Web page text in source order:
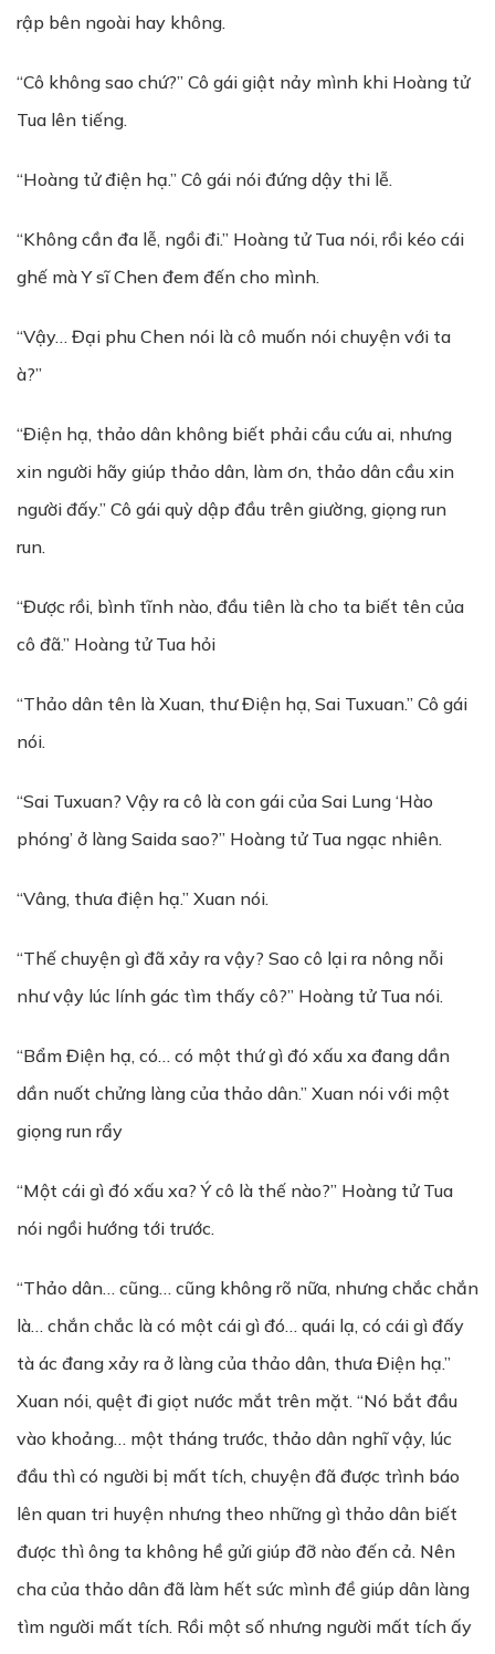
rập bên ngoài hay không.
“Cô không sao chứ?” Cô gái giật nảy mình khi Hoàng tử
Tua lên tiếng.
“Hoàng tử điện hạ.” Cô gái nói đứng dậy thi lễ.
“Không cần đa lễ, ngồi đi.” Hoàng tử Tua nói, rồi kéo cái
ghế mà Y sĩ Chen đem đến cho mình.
“Vậy… Đại phu Chen nói là cô muốn nói chuyện với ta
à?”
“Điện hạ, thảo dân không biết phải cầu cứu ai, nhưng
xin người hãy giúp thảo dân, làm ơn, thảo dân cầu xin
người đấy.” Cô gái quỳ dập đầu trên giường, giọng run
run.
“Được rồi, bình tĩnh nào, đầu tiên là cho ta biết tên của
cô đã.” Hoàng tử Tua hỏi
“Thảo dân tên là Xuan, thư Điện hạ, Sai Tuxuan.” Cô gái
nói.
“Sai Tuxuan? Vậy ra cô là con gái của Sai Lung ‘Hào
phóng’ ở làng Saida sao?” Hoàng tử Tua ngạc nhiên.
“Vâng, thưa điện hạ.” Xuan nói.
“Thế chuyện gì đã xảy ra vậy? Sao cô lại ra nông nỗi
như vậy lúc lính gác tìm thấy cô?” Hoàng tử Tua nói.
“Bẩm Điện hạ, có… có một thứ gì đó xấu xa đang dần
dần nuốt chửng làng của thảo dân.” Xuan nói với một
giọng run rẩy
“Một cái gì đó xấu xa? Ý cô là thế nào?” Hoàng tử Tua
nói ngồi hướng tới trước.
“Thảo dân… cũng… cũng không rõ nữa, nhưng chắc chắn
là… chắn chắc là có một cái gì đó… quái lạ, có cái gì đấy
tà ác đang xảy ra ở làng của thảo dân, thưa Điện hạ.”
Xuan nói, quệt đi giọt nước mắt trên mặt. “Nó bắt đầu
vào khoảng… một tháng trước, thảo dân nghĩ vậy, lúc
đầu thì có người bị mất tích, chuyện đã được trình báo
lên quan tri huyện nhưng theo những gì thảo dân biết
được thì ông ta không hề gửi giúp đỡ nào đến cả. Nên
cha của thảo dân đã làm hết sức mình đề giúp dân làng
tìm người mất tích. Rồi một số nhưng người mất tích ấy